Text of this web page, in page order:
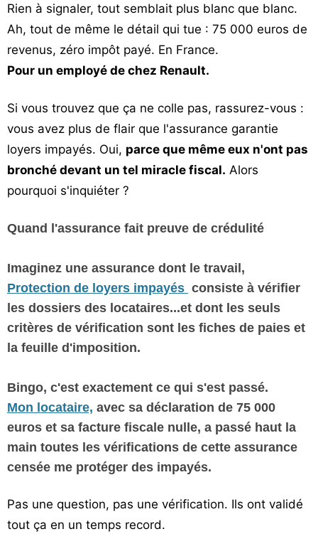
Rien à signaler, tout semblait plus blanc que blanc.
Ah, tout de même le détail qui tue : 75 000 euros de
revenus, zéro impôt payé. En France.
Pour un employé de chez Renault.
Si vous trouvez que ça ne colle pas, rassurez-vous :
vous avez plus de flair que l'assurance garantie
loyers impayés. Oui, parce que même eux n'ont pas
bronché devant un tel miracle fiscal. Alors
pourquoi s'inquiéter ?
Quand l'assurance fait preuve de crédulité
Imaginez une assurance dont le travail,
Protection de loyers impayés consiste à vérifier
les dossiers des locataires...et dont les seuls
critères de vérification sont les fiches de paies et
la feuille d'imposition.
Bingo, c'est exactement ce qui s'est passé.
Mon locataire, avec sa déclaration de 75 000
euros et sa facture fiscale nulle, a passé haut la
main toutes les vérifications de cette assurance
censée me protéger des impayés.
Pas une question, pas une vérification. Ils ont validé
tout ça en un temps record.